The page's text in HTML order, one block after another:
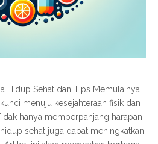
Hidup Sehat dan Tips Memulainya
menuju kesejahteraan fisik dan
hanya memperpanjang harapan
sehat juga dapat meningkatkan